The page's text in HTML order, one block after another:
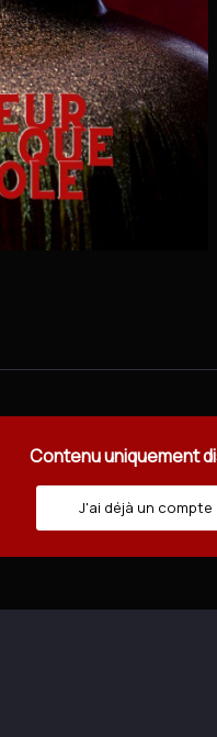
Contenu uniquement
J'ai déjà un compte